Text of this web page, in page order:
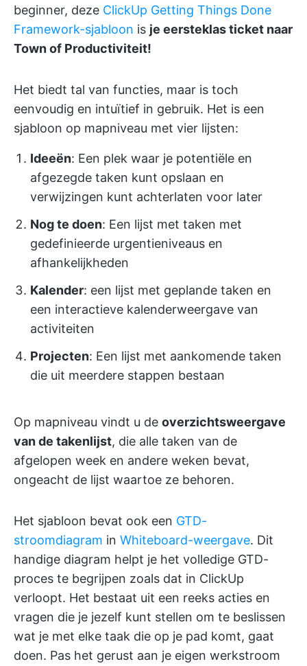
beginner, deze ClickUp Getting Things Done
Framework-sjabloon is je eersteklas ticket naar
Town of Productiviteit!
Het biedt tal van functies, maar is toch
eenvoudig en intuïtief in gebruik. Het is een
sjabloon op mapniveau met vier lijsten:
Ideeën: Een plek waar je potentiële en
afgezegde taken kunt opslaan en
verwijzingen kunt achterlaten voor later
Nog te doen: Een lijst met taken met
gedefinieerde urgentieniveaus en
afhankelijkheden
Kalender: een lijst met geplande taken en
een interactieve kalenderweergave van
activiteiten
Projecten: Een lijst met aankomende taken
die uit meerdere stappen bestaan
Op mapniveau vindt u de overzichtsweergave
van de takenlijst, die alle taken van de
afgelopen week en andere weken bevat,
ongeacht de lijst waartoe ze behoren.
Het sjabloon bevat ook een GTD-
stroomdiagram in Whiteboard-weergave. Dit
handige diagram helpt je het volledige GTD-
proces te begrijpen zoals dat in ClickUp
verloopt. Het bestaat uit een reeks acties en
vragen die je jezelf kunt stellen om te beslissen
wat je met elke taak die op je pad komt, gaat
doen. Pas het gerust aan je eigen werkstroom